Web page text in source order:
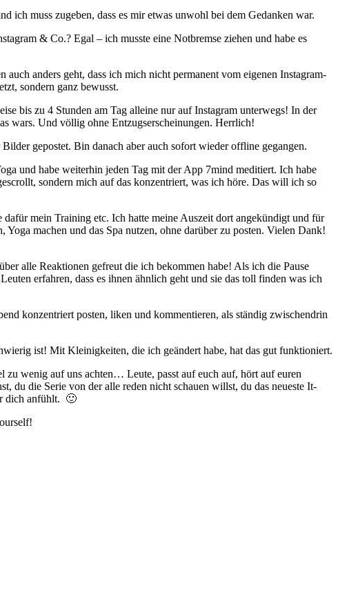
muss zugeben, dass es mir etwas unwohl bei dem Gedanken war.
& Co.? Egal – ich musste eine Notbremse ziehen und habe es
anders geht, dass ich mich nicht permanent vom eigenen Instagram-
sondern ganz bewusst.
bis zu 4 Stunden am Tag alleine nur auf Instagram unterwegs! In der
wars. Und völlig ohne Entzugserscheinungen. Herrlich!
gepostet. Bin danach aber auch sofort wieder offline gegangen.
und habe weiterhin jeden Tag mit der App 7mind meditiert. Ich habe
sondern mich auf das konzentriert, was ich höre. Das will ich so
mein Training etc. Ich hatte meine Auszeit dort angekündigt und für
machen und das Spa nutzen, ohne darüber zu posten. Vielen Dank!
alle Reaktionen gefreut die ich bekommen habe! Als ich die Pause
erfahren, dass es ihnen ähnlich geht und sie das toll finden was ich
konzentriert posten, liken und kommentieren, als ständig zwischendrin
ist! Mit Kleinigkeiten, die ich geändert habe, hat das gut funktioniert.
zu wenig auf uns achten… Leute, passt auf euch auf, hört auf euren
du die Serie von der alle reden nicht schauen willst, du das neueste It-
dich anfühlt. 🙂